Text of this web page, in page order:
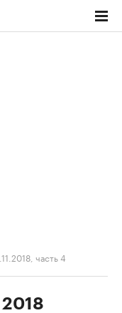
часть 4
2018